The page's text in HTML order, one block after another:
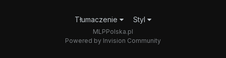
Tłumaczenie Styl
MLPPolska.pl
Powered by Invision Community